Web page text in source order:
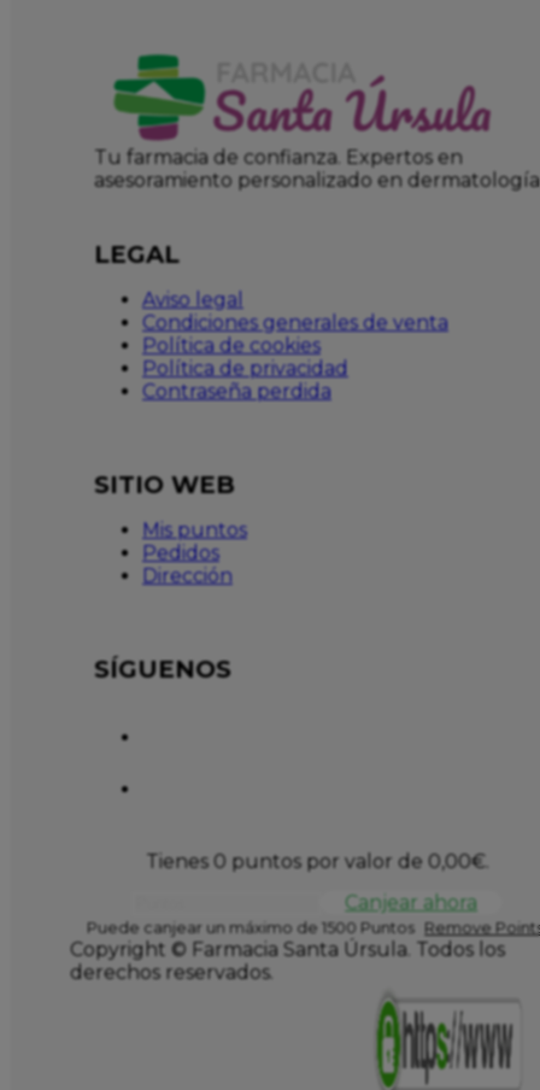
Tu farmacia de confianza. Expertos en
asesoramiento personalizado en dermatología
LEGAL
Aviso legal
Condiciones generales de venta
Política de cookies
Política de privacidad
Contraseña perdida
SITIO WEB
Mis puntos
Pedidos
Dirección
SÍGUENOS
Tienes 0 puntos por valor de 0,00€.
Canjear ahora
Puede canjear un máximo de 1500 Puntos Remove
Copyright © Farmacia Santa Úrsula. Todos los
derechos reservados.